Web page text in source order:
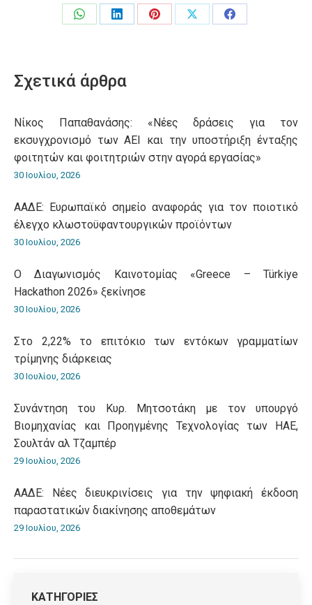
Share
Share
Share
Share
Share
Σχετικά άρθρα
Νίκος Παπαθανάσης: «Νέες δράσεις για τον
εκσυγχρονισμό των ΑΕΙ και την υποστήριξη ένταξης
φοιτητών και φοιτητριών στην αγορά εργασίας»
30 Ιουλίου, 2026
ΑΑΔΕ: Ευρωπαϊκό σημείο αναφοράς για τον ποιοτικό
έλεγχο κλωστοϋφαντουργικών προϊόντων
30 Ιουλίου, 2026
O Διαγωνισμός Καινοτομίας «Greece – Türkiye
Hackathon 2026» ξεκίνησε
30 Ιουλίου, 2026
Στο 2,22% το επιτόκιο των εντόκων γραμματίων
τρίμηνης διάρκειας
30 Ιουλίου, 2026
Συνάντηση του Κυρ. Μητσοτάκη με τον υπουργό
Βιομηχανίας και Προηγμένης Τεχνολογίας των ΗΑΕ,
Σουλτάν αλ Τζαμπέρ
29 Ιουλίου, 2026
ΑΑΔΕ: Νέες διευκρινίσεις για την ψηφιακή έκδοση
παραστατικών διακίνησης αποθεμάτων
29 Ιουλίου, 2026
ΚΑΤΗΓΟΡΙΕΣ